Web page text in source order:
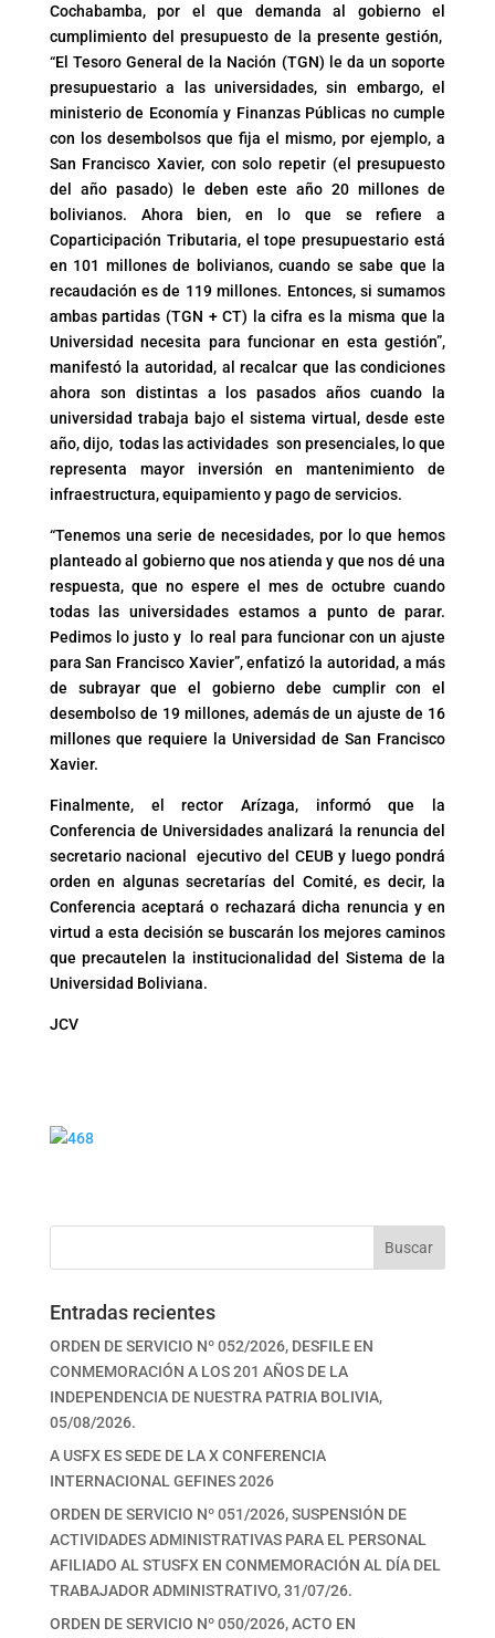
Cochabamba, por el que demanda al gobierno el
cumplimiento del presupuesto de la presente gestión,
“El Tesoro General de la Nación (TGN) le da un soporte
presupuestario a las universidades, sin embargo, el
ministerio de Economía y Finanzas Públicas no cumple
con los desembolsos que fija el mismo, por ejemplo, a
San Francisco Xavier, con solo repetir (el presupuesto
del año pasado) le deben este año 20 millones de
bolivianos. Ahora bien, en lo que se refiere a
Coparticipación Tributaria, el tope presupuestario está
en 101 millones de bolivianos, cuando se sabe que la
recaudación es de 119 millones. Entonces, si sumamos
ambas partidas (TGN + CT) la cifra es la misma que la
Universidad necesita para funcionar en esta gestión”,
manifestó la autoridad, al recalcar que las condiciones
ahora son distintas a los pasados años cuando la
universidad trabaja bajo el sistema virtual, desde este
año, dijo, todas las actividades son presenciales, lo que
representa mayor inversión en mantenimiento de
infraestructura, equipamiento y pago de servicios.
“Tenemos una serie de necesidades, por lo que hemos
planteado al gobierno que nos atienda y que nos dé una
respuesta, que no espere el mes de octubre cuando
todas las universidades estamos a punto de parar.
Pedimos lo justo y lo real para funcionar con un ajuste
para San Francisco Xavier”, enfatizó la autoridad, a más
de subrayar que el gobierno debe cumplir con el
desembolso de 19 millones, además de un ajuste de 16
millones que requiere la Universidad de San Francisco
Xavier.
Finalmente, el rector Arízaga, informó que la
Conferencia de Universidades analizará la renuncia del
secretario nacional ejecutivo del CEUB y luego pondrá
orden en algunas secretarías del Comité, es decir, la
Conferencia aceptará o rechazará dicha renuncia y en
virtud a esta decisión se buscarán los mejores caminos
que precautelen la institucionalidad del Sistema de la
Universidad Boliviana.
JCV
Buscar
Entradas recientes
ORDEN DE SERVICIO Nº 052/2026, DESFILE EN
CONMEMORACIÓN A LOS 201 AÑOS DE LA
INDEPENDENCIA DE NUESTRA PATRIA BOLIVIA,
05/08/2026.
A USFX ES SEDE DE LA X CONFERENCIA
INTERNACIONAL GEFINES 2026
ORDEN DE SERVICIO Nº 051/2026, SUSPENSIÓN DE
ACTIVIDADES ADMINISTRATIVAS PARA EL PERSONAL
AFILIADO AL STUSFX EN CONMEMORACIÓN AL DÍA DEL
TRABAJADOR ADMINISTRATIVO, 31/07/26.
ORDEN DE SERVICIO Nº 050/2026, ACTO EN